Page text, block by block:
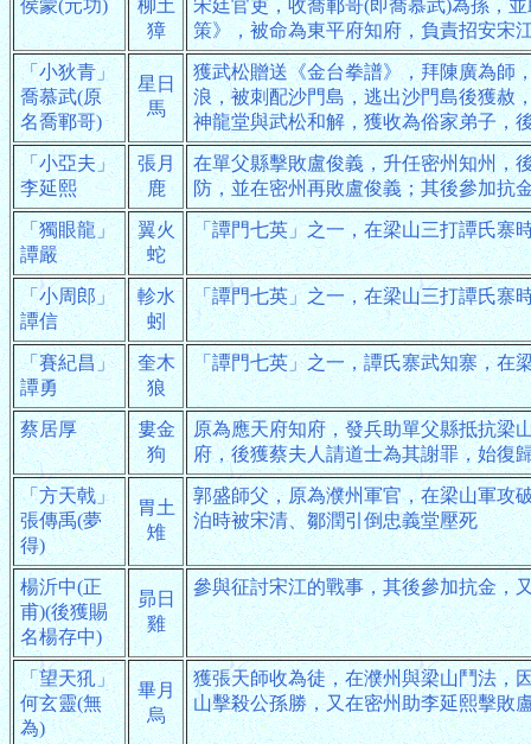
侯蒙(元功)
柳土
獐
宋廷官吏，收喬鄆哥(即喬慕武)為孫，
策》，被命為東平府知府，負責招安宋
「小狄青」
喬慕武(原
名喬鄆哥)
星日
馬
獲武松贈送《金台拳譜》，拜陳廣為師
浪，被刺配沙門島，逃出沙門島後獲赦
神龍堂與武松和解，獲收為俗家弟子，
「小亞夫」
李延熙
張月
鹿
在單父縣擊敗盧俊義，升任密州知州，
防，並在密州再敗盧俊義；其後參加抗
「獨眼龍」
譚嚴
翼火
蛇
「譚門七英」之一，在梁山三打譚氏寨
「小周郎」
譚信
軫水
蚓
「譚門七英」之一，在梁山三打譚氏寨
「賽紀昌」
譚勇
奎木
狼
「譚門七英」之一，譚氏寨武知寨，在
蔡居厚
婁金
狗
原為應天府知府，發兵助單父縣抵抗梁
府，後獲蔡夫人請道士為其謝罪，始復
「方天戟」
張傳禹(夢
得)
胃土
雉
郭盛師父，原為濮州軍官，在梁山軍攻
泊時被宋清、鄒潤引倒忠義堂壓死
楊沂中(正
甫)(後獲賜
名楊存中)
昴日
雞
參與征討宋江的戰事，其後參加抗金，
「望天犼」
何玄靈(無
為)
畢月
烏
獲張天師收為徒，在濮州與梁山鬥法，
山擊殺公孫勝，又在密州助李延熙擊敗